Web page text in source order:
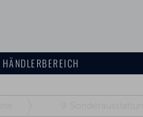
HÄNDLERBEREICH